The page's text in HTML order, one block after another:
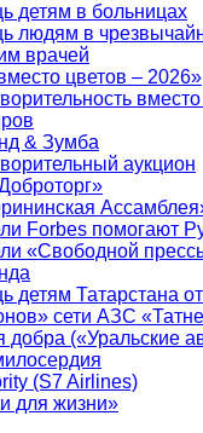
детям в больницах
людям в
врачей
цветов – 2026»
& Зумба
аукцион
Forbes помогают
«Свободной
детям Татарстана
сети АЗС
добра («Уральские
(S7 Airlines)
для жизни»